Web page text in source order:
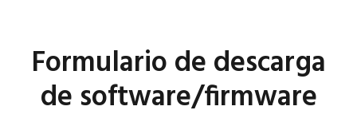
Formulario de descarga
de software/firmware